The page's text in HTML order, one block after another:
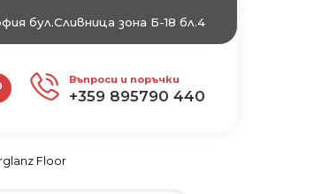
бул.Сливница зона Б-18 бл.4
Въпроси и поръчки
+359 895790 440
Floor